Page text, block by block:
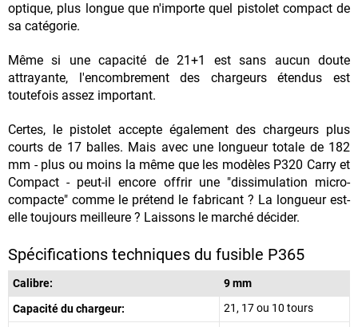
optique, plus longue que n'importe quel pistolet compact de
sa catégorie.
Même si une capacité de 21+1 est sans aucun doute
attrayante,
l'encombrement des chargeursétendusest
toutefois assez important.
Certes, le pistolet accepte également des chargeurs plus
courts de 17 balles. Mais avec une longueur totale de 182
mm - plus ou moins la même que les modèles P320 Carry et
Compact - peut-il encore offrir une "dissimulation micro-
compacte" comme le prétend le fabricant ? La longueur est-
elle toujours meilleure ? Laissons le marché décider.
Spécifications techniques du fusible P365
Calibre:
9 mm
Capacité du chargeur:
21, 17 ou 10 tours